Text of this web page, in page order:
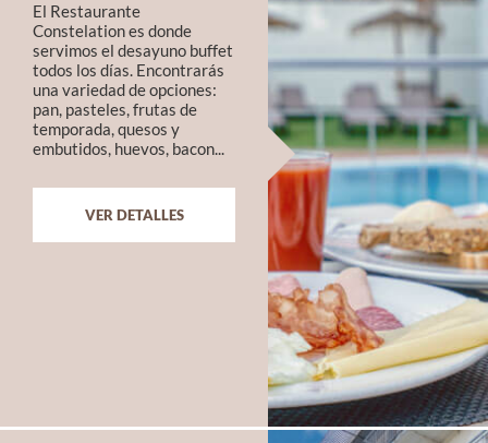
El Restaurante
Constelation es donde
servimos el desayuno buffet
todos los días. Encontrarás
una variedad de opciones:
pan, pasteles, frutas de
temporada, quesos y
embutidos, huevos, bacon...
VER DETALLES